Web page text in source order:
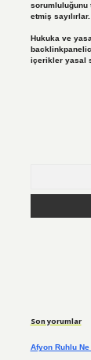
sorumluluğunu
etmiş sayılırlar.
Hukuka ve
içerikler yasal
Son yorumlar
Afyon Ruhlu Ne